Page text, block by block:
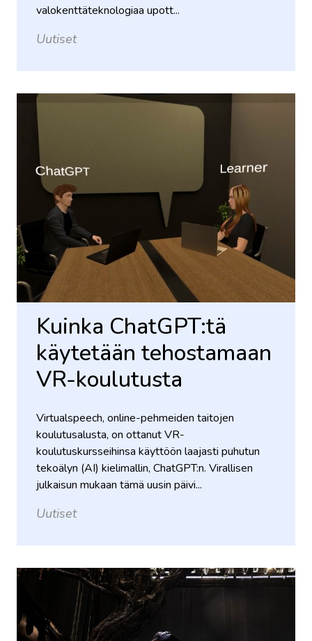
valokenttäteknologiaa upott...
Uutiset
Kuinka ChatGPT:tä
käytetään tehostamaan
VR-koulutusta
Virtualspeech, online-pehmeiden taitojen
koulutusalusta, on ottanut VR-
koulutuskursseihinsa käyttöön laajasti puhutun
tekoälyn (AI) kielimallin, ChatGPT:n. Virallisen
julkaisun mukaan tämä uusin päivi...
Uutiset